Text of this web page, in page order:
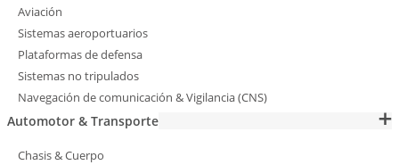
Aviación
Sistemas aeroportuarios
Plataformas de defensa
Sistemas no tripulados
Navegación de comunicación & Vigilancia (CNS)
Automotor & Transporte
Chasis & Cuerpo